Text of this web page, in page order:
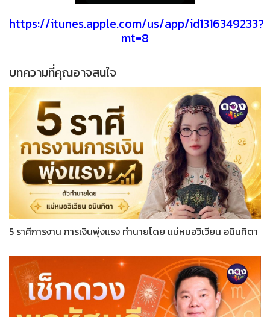
https://itunes.apple.com/us/app/id1316349233?
mt=8
บทความที่คุณอาจสนใจ
5 ราศีการงาน การเงินพุ่งแรง ทำนายโดย แม่หมอวิเวียน อนินทิตา